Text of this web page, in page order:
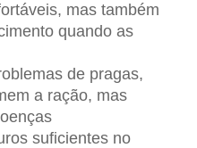
mas também
quando as
de pragas,
a ração, mas
suficientes no